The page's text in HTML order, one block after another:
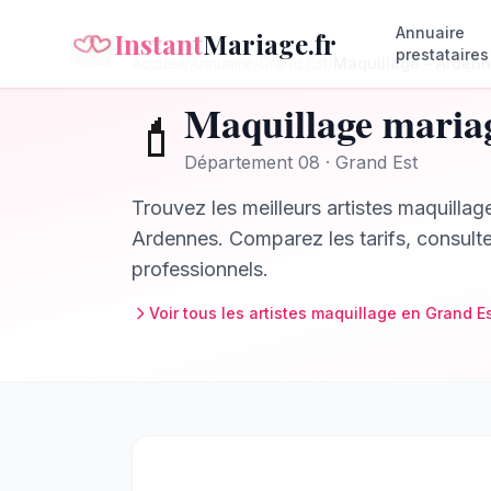
InstantMariage.fr
Annuaire
prestataires
Grand Est Maquillage–
💄 Maquillage
Département 08 · Grand Est
Trouvez les meilleurs artistes
Ardennes. Comparez les tarifs,
professionnels.
Voir tous les artistes maquillage en Grand